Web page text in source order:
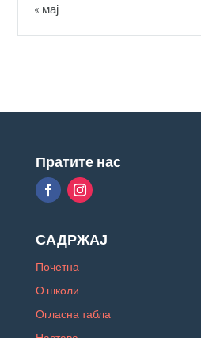
« мај
Пратите нас
САДРЖАЈ
Почетна
О школи
Огласна табла